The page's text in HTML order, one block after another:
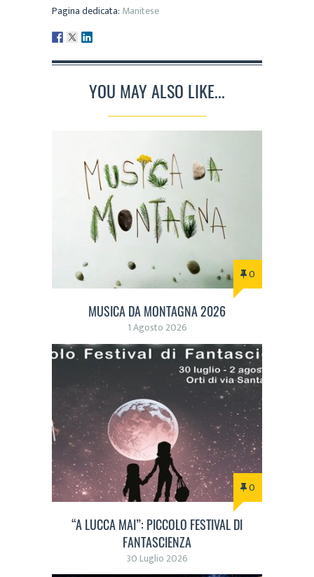
Pagina dedicata: Manitese
YOU MAY ALSO LIKE...
0
MUSICA DA MONTAGNA 2026
1 Agosto 2026
0
“A LUCCA MAI”: PICCOLO FESTIVAL DI
FANTASCIENZA
30 Luglio 2026